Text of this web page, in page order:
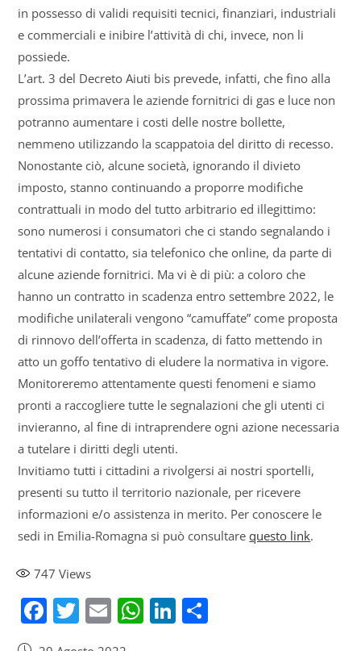
in possesso di validi requisiti tecnici, finanziari, industriali
e commerciali e inibire l’attività di chi, invece, non li
possiede.
L’art. 3 del Decreto Aiuti bis prevede, infatti, che fino alla
prossima primavera le aziende fornitrici di gas e luce non
potranno aumentare i costi delle nostre bollette,
nemmeno utilizzando la scappatoia del diritto di recesso.
Nonostante ciò, alcune società, ignorando il divieto
imposto, stanno continuando a proporre modifiche
contrattuali in modo del tutto arbitrario ed illegittimo:
sono numerosi i consumatori che ci stando segnalando i
tentativi di contatto, sia telefonico che online, da parte di
alcune aziende fornitrici. Ma vi è di più: a coloro che
hanno un contratto in scadenza entro settembre 2022, le
modifiche unilaterali vengono “camuffate” come proposta
di rinnovo dell’offerta in scadenza, di fatto mettendo in
atto un goffo tentativo di eludere la normativa in vigore.
Monitoreremo attentamente questi fenomeni e siamo
pronti a raccogliere tutte le segnalazioni che gli utenti ci
invieranno, al fine di intraprendere ogni azione necessaria
a tutelare i diritti degli utenti.
Invitiamo tutti i cittadini a rivolgersi ai nostri sportelli,
presenti su tutto il territorio nazionale, per ricevere
informazioni e/o assistenza in merito. Per conoscere le
sedi in Emilia-Romagna si può consultarequesto link.
747 Views
F T E W Li